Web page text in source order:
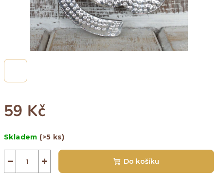
59 Kč
cena:
Skladem (>5 ks)
+
− Do košíku